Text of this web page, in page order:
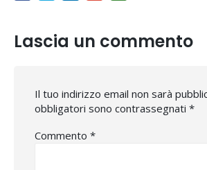
Lascia un commento
Il tuo indirizzo email non sarà
obbligatori sono contrassegnati *
Commento *